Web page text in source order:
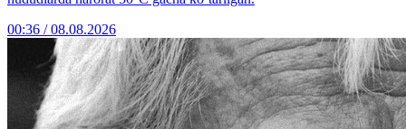
00:36 / 08.08.2026